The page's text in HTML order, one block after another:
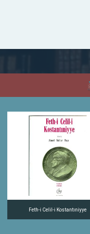
Feth-i Celil-i Kostantıniyye